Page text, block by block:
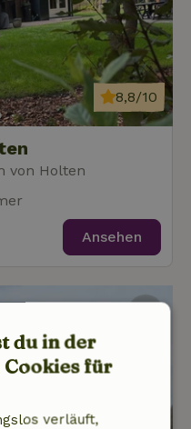
von Holten
8,8/10
Ansehen
du in der
für
verläuft,